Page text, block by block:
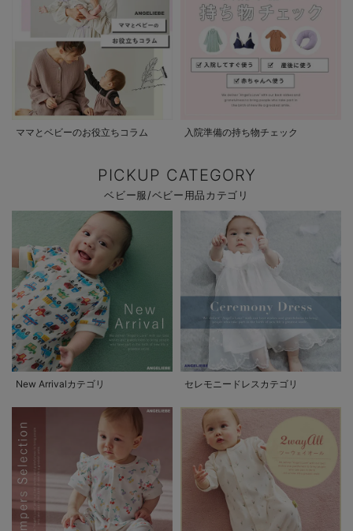
ママとベビーのお役立ちコラム 入院準備の持ち物チェック
PICKUP CATEGORY
ベビー服/ベビー用品カテゴリ
New Arrivalカテゴリ セレモニードレスカテゴリ